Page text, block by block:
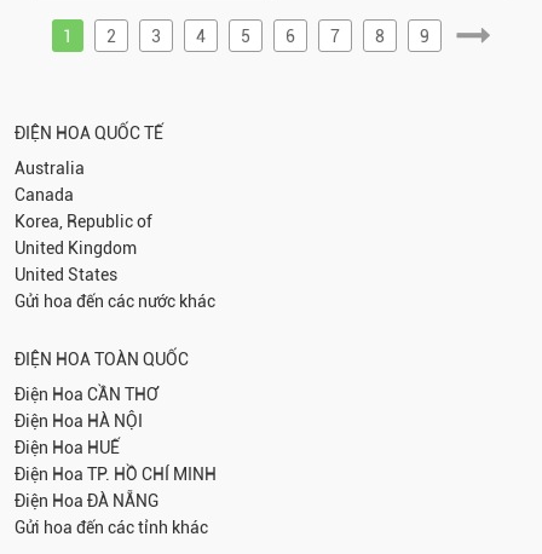
1 2 3 4 5 6 7 8 9
ĐIỆN HOA QUỐC TẾ
Australia
Canada
Korea, Republic of
United Kingdom
United States
Gửi hoa đến các nước khác
ĐIỆN HOA TOÀN QUỐC
Điện Hoa CẦN THƠ
Điện Hoa HÀ NỘI
Điện Hoa HUẾ
Điện Hoa TP. HỒ CHÍ MINH
Điện Hoa ĐÀ NẴNG
Gửi hoa đến các tỉnh khác